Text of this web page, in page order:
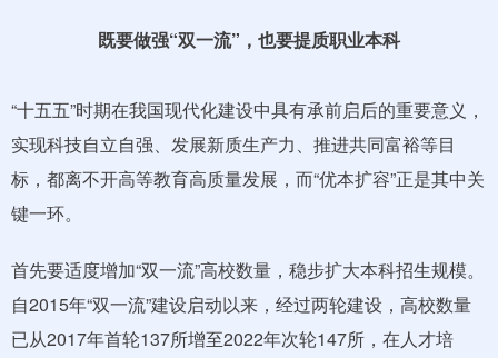
既要做强“双一流”，也要提质职业本科
“十五五”时期在我国现代化建设中具有承前启后的重要意义，
实现科技自立自强、发展新质生产力、推进共同富裕等目
标，都离不开高等教育高质量发展，而“优本扩容”正是其中关
键一环。
首先要适度增加“双一流”高校数量，稳步扩大本科招生规模。
自2015年“双一流”建设启动以来，经过两轮建设，高校数量
已从2017年首轮137所增至2022年次轮147所，在人才培